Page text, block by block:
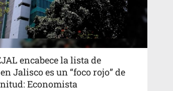
encabece la lista de
Jalisco es un “foco rojo” de
Economista